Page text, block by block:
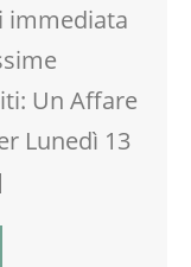
immediata
Un Affare
Lunedì 13